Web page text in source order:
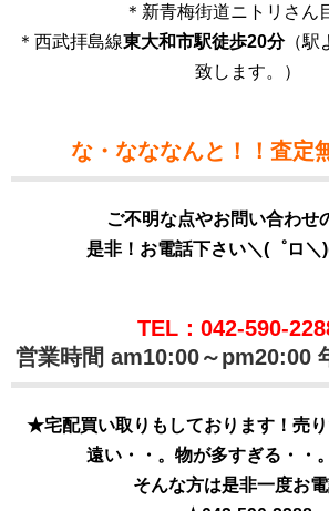
＊新青梅街道ニトリさん
＊西武拝島線東大和市駅徒歩20分（駅
致します。）
な・なななんと！！査定
ご不明な点やお問い合わせ
是非！お電話下さい＼(゜ロ＼
TEL：042-590-
営業時間 am10:00～pm20:00
★宅配買い取りもしております！売
遠い・・。物が多すぎる・・
そんな方は是非一度お